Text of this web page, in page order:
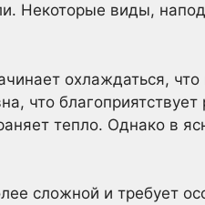
Некоторые виды,
охлаждаться,
что
тепло. Однако в
сложной и требует